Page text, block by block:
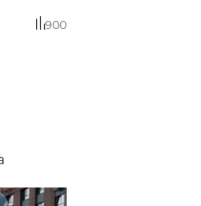
900